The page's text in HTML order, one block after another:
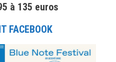
à 135 euros
FACEBOOK